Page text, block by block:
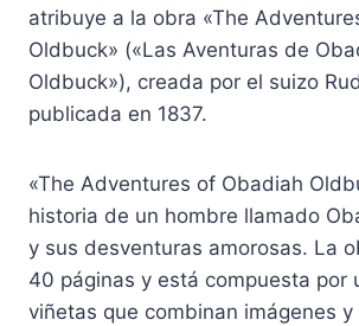
atribuye a la obra «The
Oldbuck» («Las Aventuras de
Oldbuck»), creada por el suizo
publicada en 1837.
«The Adventures of Obadiah
historia de un hombre llamado
y sus desventuras amorosas. La
40 páginas y está compuesta por
viñetas que combinan imágenes